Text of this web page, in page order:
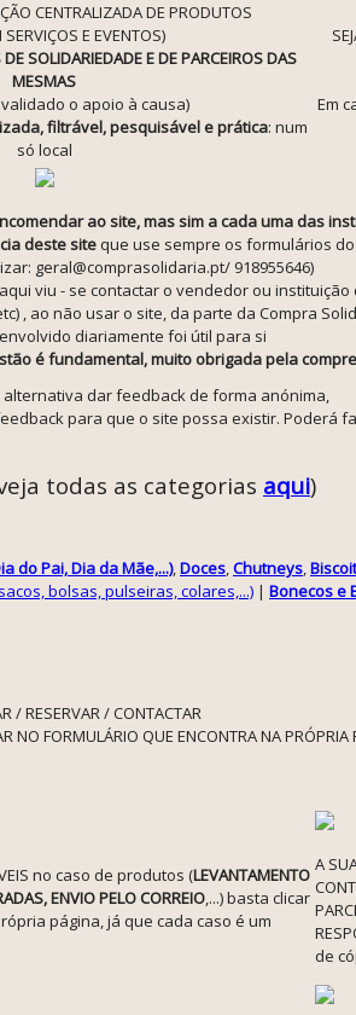
CENTRALIZADA DE PRODUTOS
E EVENTOS)
SOLIDARIEDADE E DE PARCEIROS DAS
MESMAS
o apoio à causa)
filtrável, pesquisável e prática: num
só local
Em
ao site, mas sim a cada uma das
deste siteque use sempre os formulários
geral@comprasolidaria.pt/ 918955646)
viu - se contactar o vendedor ou
, ao não usar o site, da parte da Compra
diariamente foi útil para si
é fundamental, muito obrigada pela
dar feedback de forma anónima,
para que o site possa existir. Poderá
todas as categorias aqui)
do Pai, Dia da Mãe,...),Doces,Chutneys,
bolsas, pulseiras, colares,...) | Bonecos e
/ RESERVAR / CONTACTAR
NO FORMULÁRIO QUE ENCONTRA NA PRÓPRIA
no caso de produtos (LEVANTAMENTO
ENVIO PELO CORREIO,...) basta clicar
página, já que cada caso é um
A
de